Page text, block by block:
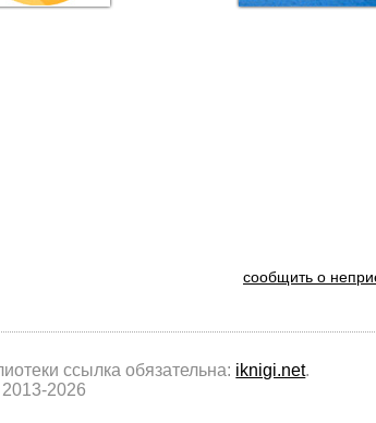
сообщить о
ссылка обязательна: iknigi.net.
2026